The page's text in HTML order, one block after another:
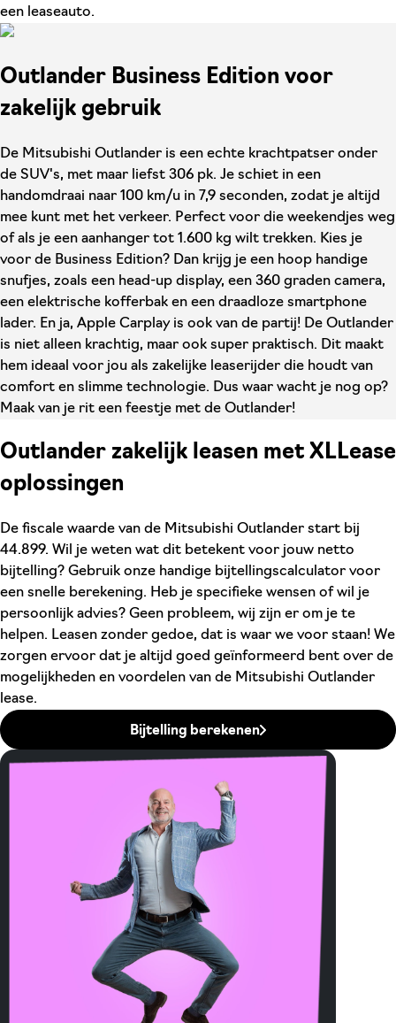
een leaseauto.
Outlander Business Edition voor
zakelijk gebruik
De Mitsubishi Outlander is een echte krachtpatser onder
de SUV's, met maar liefst 306 pk. Je schiet in een
handomdraai naar 100 km/u in 7,9 seconden, zodat je altijd
mee kunt met het verkeer. Perfect voor die weekendjes weg
of als je een aanhanger tot 1.600 kg wilt trekken. Kies je
voor de Business Edition? Dan krijg je een hoop handige
snufjes, zoals een head-up display, een 360 graden camera,
een elektrische kofferbak en een draadloze smartphone
lader. En ja, Apple Carplay is ook van de partij! De Outlander
is niet alleen krachtig, maar ook super praktisch. Dit maakt
hem ideaal voor jou als zakelijke leaserijder die houdt van
comfort en slimme technologie. Dus waar wacht je nog op?
Maak van je rit een feestje met de Outlander!
Outlander zakelijk leasen met XLLease
oplossingen
De fiscale waarde van de Mitsubishi Outlander start bij
44.899. Wil je weten wat dit betekent voor jouw netto
bijtelling? Gebruik onze handige bijtellingscalculator voor
een snelle berekening. Heb je specifieke wensen of wil je
persoonlijk advies? Geen probleem, wij zijn er om je te
helpen. Leasen zonder gedoe, dat is waar we voor staan! We
zorgen ervoor dat je altijd goed geïnformeerd bent over de
mogelijkheden en voordelen van de Mitsubishi Outlander
lease.
Bijtelling berekenen